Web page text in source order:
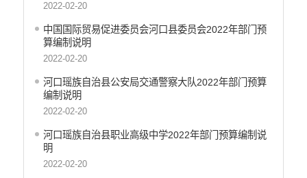
公共文化服务
食品药品监管
产品质量
社会救助
涉农补贴
应急预案
安全生产
2022-02-20
中国国际贸易促进委员会河口县委员会2022年部门预
算编制说明
2022-02-20
河口瑶族自治县公安局交通警察大队2022年部门预算
编制说明
2022-02-20
河口瑶族自治县职业高级中学2022年部门预算编制说
明
2022-02-20